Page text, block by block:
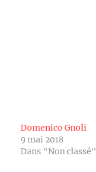
Domenico Gnoli
9 mai 2018
Dans "Non classé"